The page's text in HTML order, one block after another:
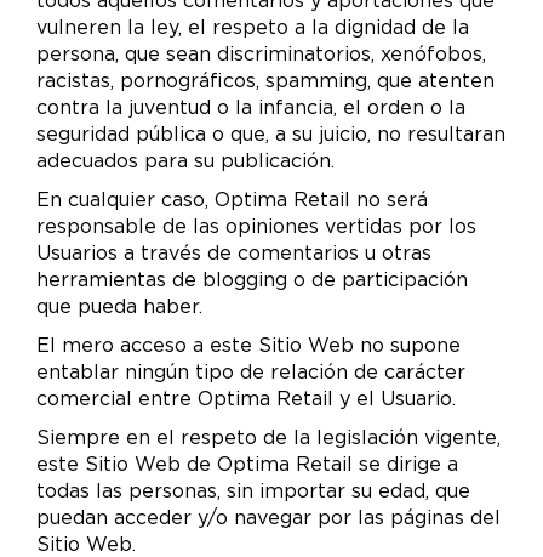
vulneren la ley, el respeto a la dignidad de la
persona, que sean discriminatorios, xenófobos,
racistas, pornográficos, spamming, que atenten
contra la juventud o la infancia, el orden o la
seguridad pública o que, a su juicio, no resultaran
adecuados para su publicación.
En cualquier caso, Optima Retail no será
responsable de las opiniones vertidas por los
Usuarios a través de comentarios u otras
herramientas de blogging o de participación
que pueda haber.
El mero acceso a este Sitio Web no supone
entablar ningún tipo de relación de carácter
comercial entre Optima Retail y el Usuario.
Siempre en el respeto de la legislación vigente,
este Sitio Web de Optima Retail se dirige a
todas las personas, sin importar su edad, que
puedan acceder y/o navegar por las páginas del
Sitio Web.